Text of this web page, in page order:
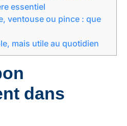
essentiel
ventouse ou pince : que
mais utile au quotidien
dans